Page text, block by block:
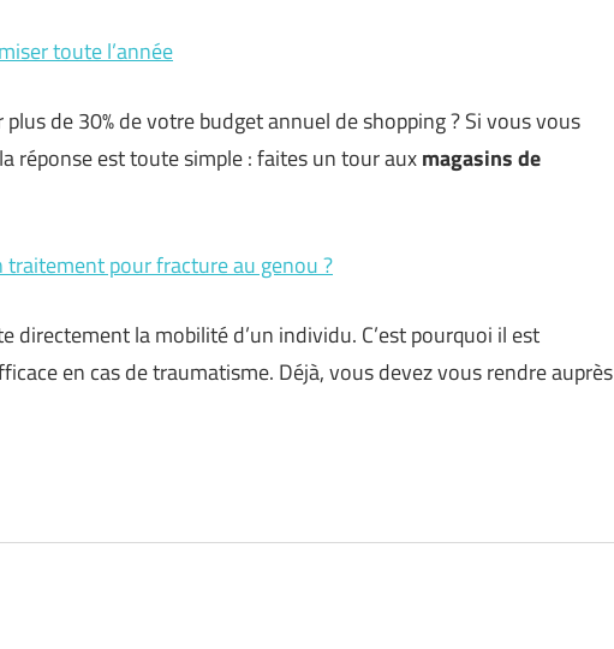
toute l’année
de 30% de votre budget annuel de shopping ? Si vous vous
réponse est toute simple : faites un tour auxmagasins de
traitement pour fracture au genou ?
directement la mobilité d’un individu. C’est pourquoi il est
en cas de traumatisme. Déjà, vous devez vous rendre auprès